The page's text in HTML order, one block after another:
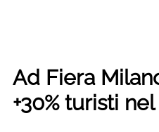
Ad Fiera
+30% turisti nel